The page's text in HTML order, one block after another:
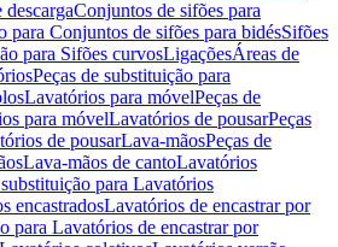
descargaConjuntos de sifões para
para Conjuntos de sifões para bidésSifões
para Sifões curvosLigaçõesÁreas de
Peças de substituição para
Lavatórios para móvelPeças de
para móvelLavatórios de pousarPeças
de pousarLava-mãosPeças de
Lava-mãos de cantoLavatórios
para Lavatórios
encastradosLavatórios de encastrar por
para Lavatórios de encastrar por